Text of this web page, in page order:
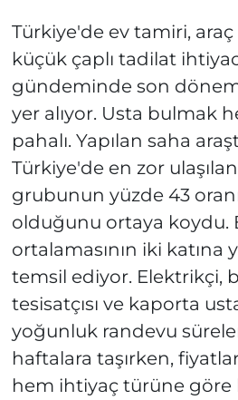
Türkiye'de ev tamiri, araç
küçük çaplı tadilat
gündeminde son
yer alıyor. Usta bulmak
pahalı. Yapılan saha
Türkiye'de en zor
grubunun yüzde 43
olduğunu ortaya koydu.
ortalamasının iki katına
temsil ediyor. Elektrikçi,
tesisatçısı ve kaporta
yoğunluk randevu
haftalara taşırken,
hem ihtiyaç türüne